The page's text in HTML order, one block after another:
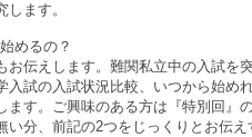
ます。
めるの？
お伝えします。難関私立中の入試を
試の入試状況比較、いつから始め
す。ご興味のある方は『特別回』
い分、前記の2つをじっくりとお伝